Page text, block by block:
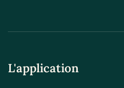
L'application